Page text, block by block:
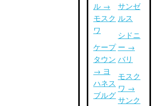
ル →
モスク
ワ
ケープ
タウン
→ ヨ
ハネス
ブルグ
サンゼ
ルス
シドニ
ー →
バリ
モスク
ワ →
サンク